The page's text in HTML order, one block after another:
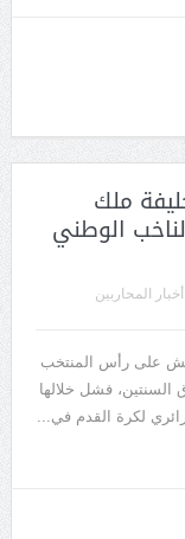
ملك
الوطني
أخبار المحاربين
على رأس المنتخب
فشل خلالها
لكرة القدم في...